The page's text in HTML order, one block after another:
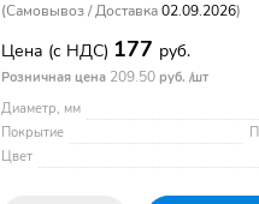
(Самовывоз / Доставка02.09.2026)
Цена (с НДС) 177 руб.
Розничная цена 209.50 руб. /шт
Диаметр, мм
Покрытие
Цвет